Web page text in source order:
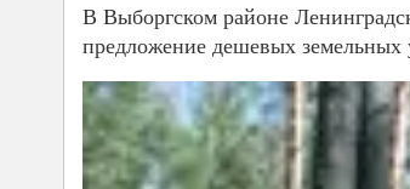
В Выборгском районе
предложение дешевых земельных